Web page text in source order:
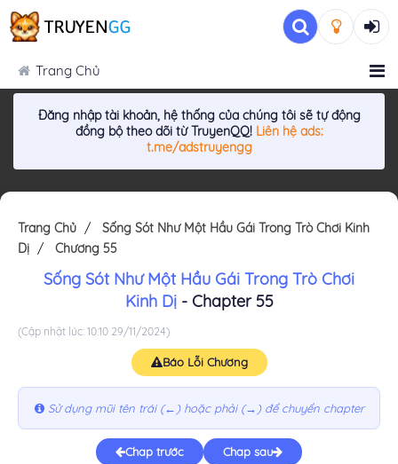
Trang Chủ
Đăng nhập tài khoản, hệ thống của chúng tôi sẽ tự động
đồng bộ theo dõi từ TruyenQQ! Liên hệ ads:
t.me/adstruyengg
Trang Chủ
Sống Sót Như Một Hầu Gái Trong Trò Chơi Kinh
Dị
Chương 55
Sống Sót Như Một Hầu Gái Trong Trò Chơi
Kinh Dị- Chapter 55
(Cập nhật lúc: 10:10 29/11/2024)
Báo Lỗi Chương
Sử dụng mũi tên trái (←) hoặc phải (→) để chuyển chapter
Chap trước Chap sau